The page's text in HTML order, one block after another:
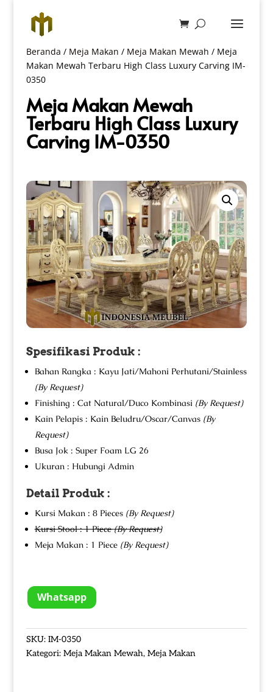
Beranda / Meja Makan / Meja Makan Mewah / Meja
Makan Mewah Terbaru High Class Luxury Carving IM-
0350
Meja Makan Mewah
Terbaru High Class Luxury
Carving IM-0350
Spesifikasi Produk :
Bahan Rangka : Kayu Jati/Mahoni Perhutani/Stainless
(By Request)
Finishing : Cat Natural/Duco Kombinasi (By Request)
Kain Pelapis : Kain Beludru/Oscar/Canvas (By
Request)
Busa Jok : Super Foam LG 26
Ukuran : Hubungi Admin
Detail Produk :
Kursi Makan : 8 Pieces (By Request)
Kursi Stool : 1 Piece(By Request)
Meja Makan : 1 Piece (By Request)
Whatsapp
SKU: IM-0350
Kategori: Meja Makan Mewah, Meja Makan